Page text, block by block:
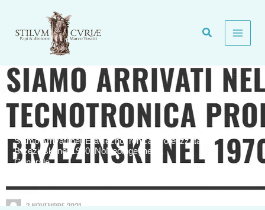
contenuto
Siamo Arrivati nell’Era TecnoTronica Profetizzata da
Brzezinski nel 1970. NoNeoingegneria.
Generale